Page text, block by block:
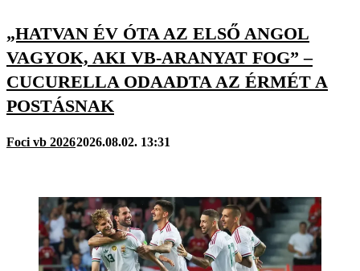
„HATVAN ÉV ÓTA AZ ELSŐ ANGOL
VAGYOK, AKI VB-ARANYAT FOG” –
CUCURELLA ODAADTA AZ ÉRMÉT A
POSTÁSNAK
Foci vb 20262026.08.02. 13:31